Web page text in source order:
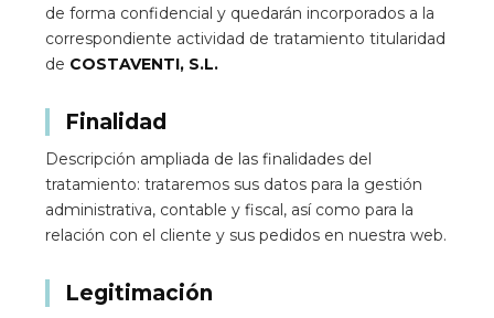
de forma confidencial y quedarán incorporados a la
correspondiente actividad de tratamiento titularidad
de COSTAVENTI, S.L.
Finalidad
Descripción ampliada de las finalidades del
tratamiento: trataremos sus datos para la gestión
administrativa, contable y fiscal, así como para la
relación con el cliente y sus pedidos en nuestra web.
Legitimación